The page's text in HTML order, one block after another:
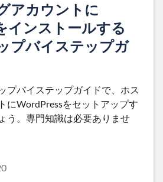
アカウントに
インストールする
プバイステップガ
プバイステップガイドで、ホス
にWordPressをセットアップす
う。専門知識は必要ありませ